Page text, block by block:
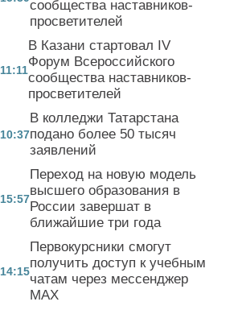
сообщества наставников-
просветителей
11:11
В Казани стартовал IV
Форум Всероссийского
сообщества наставников-
просветителей
10:37
В колледжи Татарстана
подано более 50 тысяч
заявлений
15:57
Переход на новую модель
высшего образования в
России завершат в
ближайшие три года
14:15
Первокурсники смогут
получить доступ к учебным
чатам через мессенджер
MAX